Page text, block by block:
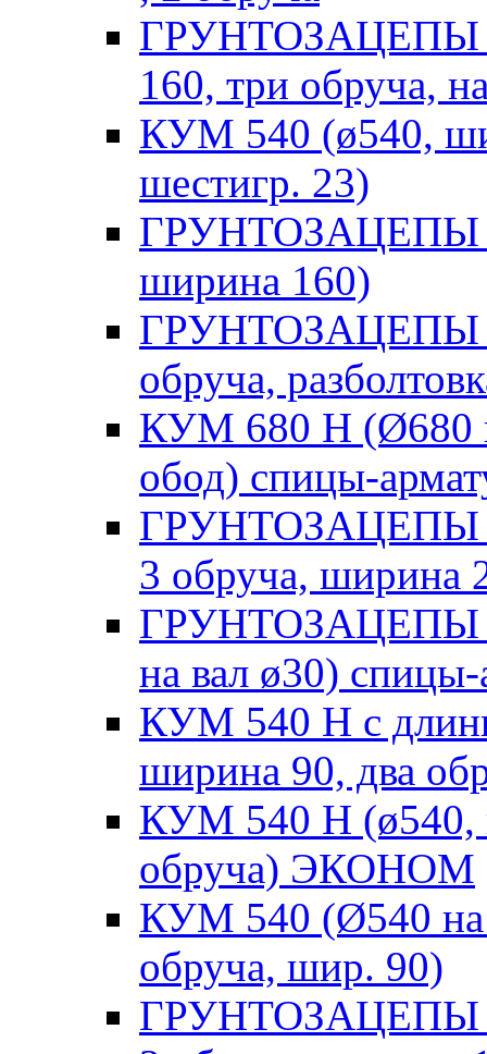
ГРУНТОЗАЦЕПЫ
160, три обруча,
КУМ 540 (ø540,
шестигр. 23)
ГРУНТОЗАЦЕПЫ Н
ширина 160)
ГРУНТОЗАЦЕПЫ
обруча,
КУМ 680 Н (Ø680
обод) спицы-
ГРУНТОЗАЦЕПЫ Н
3 обруча, ширина
ГРУНТОЗАЦЕПЫ
на вал ø30) спицы-
КУМ 540 Н с
ширина 90, два
КУМ 540 Н (ø540,
обруча) ЭКОНОМ
КУМ 540 (Ø540 на
обруча, шир. 90)
ГРУНТОЗАЦЕПЫ